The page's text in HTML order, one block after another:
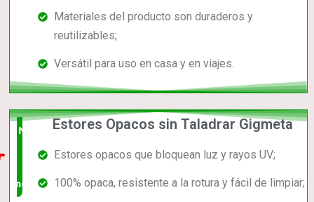
Materiales del producto son duraderos y
reutilizables;
Versátil para uso en casa y en viajes.
Nuevo
en el
mercado
Estores Opacos sin Taladrar Gigmeta
Estores opacos que bloquean luz y rayos UV;
100% opaca, resistente a la rotura y fácil de limpiar;